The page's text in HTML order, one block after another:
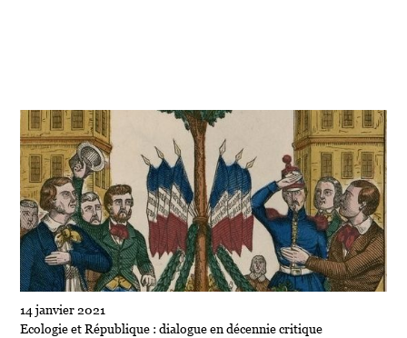
14 janvier 2021
Ecologie et République : dialogue en décennie critique